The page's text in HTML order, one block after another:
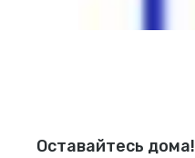
Оставайтесь дома!